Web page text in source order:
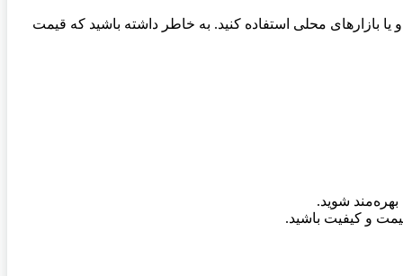
بازارهای محلی استفاده کنید. به خاطر داشته باشید که قیمت
شوید.
و کیفیت باشید.